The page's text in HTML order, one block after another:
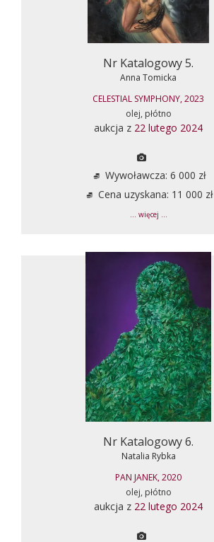
Nr Katalogowy 5.
Anna Tomicka
CELESTIAL SYMPHONY, 2023
olej, płótno
aukcja z 22 lutego 2024
Wywoławcza: 6 000 zł
Cena uzyskana: 11 000 zł
... więcej ...
Nr Katalogowy 6.
Natalia Rybka
PAN JANEK, 2020
olej, płótno
aukcja z 22 lutego 2024